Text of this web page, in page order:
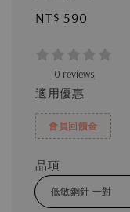
Regular
NT$ 590
0 reviews
適用優惠
會員回饋金
品項